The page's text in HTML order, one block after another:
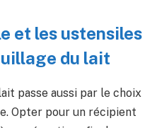
et les ustensiles
du lait
passe aussi par le choix
Opter pour un récipient